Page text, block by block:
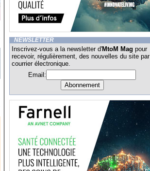
NEWSLETTER
Inscrivez-vous a la newsletter d'MtoM Mag pour
recevoir, régulièrement, des nouvelles du site par
courrier électronique.
Email: